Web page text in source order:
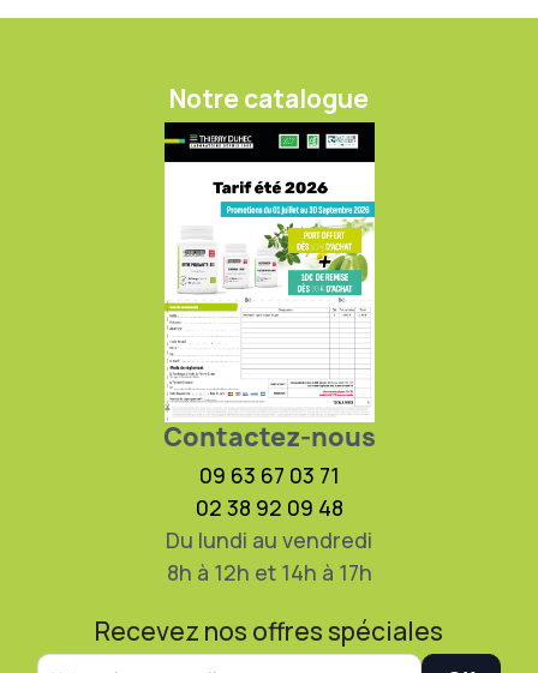
Notre catalogue
Contactez-nous
09 63 67 03 71
02 38 92 09 48
Du lundi au vendredi
8h à 12h et 14h à 17h
Recevez nos offres spéciales